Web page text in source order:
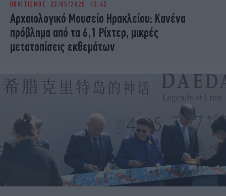
iBOOKS
OSCARS
THE OCEAN
MEDIA
ELAMEFORA
ΠΟΛΙΤΙΣΜΟΣ 22/05/2025 12:42
Αρχαιολογικό Μουσείο Ηρακλείου: Κανένα
πρόβλημα από τα 6,1 Ρίχτερ, μικρές
μετατοπίσεις εκθεμάτων